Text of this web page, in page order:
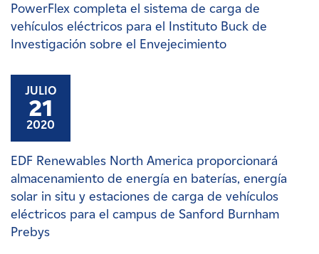
PowerFlex completa el sistema de carga de
vehículos eléctricos para el Instituto Buck de
Investigación sobre el Envejecimiento
JULIO
21
2020
EDF Renewables North America proporcionará
almacenamiento de energía en baterías, energía
solar in situ y estaciones de carga de vehículos
eléctricos para el campus de Sanford Burnham
Prebys